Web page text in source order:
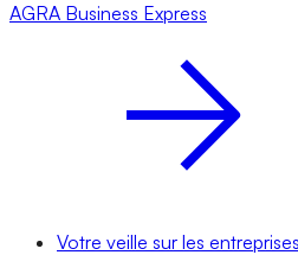
AGRA Business Express
Votre veille sur les